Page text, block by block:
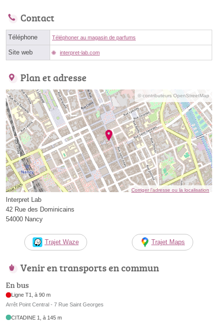
Contact
Téléphone Téléphoner au magasin de parfums
Site web interpret-lab.com
Plan et adresse
© contributeurs OpenStreetMap
Corriger l’adresse ou la localisation
Interpret Lab
42 Rue des Dominicains
54000 Nancy
Trajet Waze Trajet Maps
Venir en transports en commun
En bus
Ligne T1, à 90 m
Arrêt Point Central - 7 Rue Saint Georges
CITADINE 1, à 145 m